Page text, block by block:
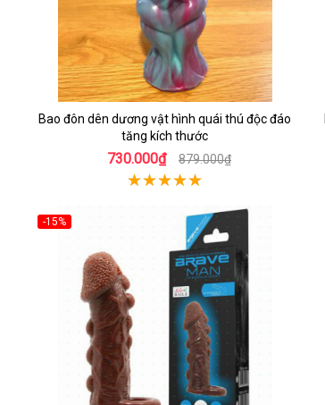
Bao đôn dên dương vật hình quái thú độc đáo
tăng kích thước
730.000₫ 879.000₫
-15%